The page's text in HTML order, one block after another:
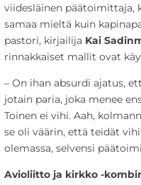
viidesläinen päätoimittaja,
samaa mieltä kuin
pastori, kirjailija Kai
rinnakkaiset mallit ovat
– On ihan absurdi ajatus,
jotain paria, joka menee
Toinen ei vihi. Aah,
se oli väärin, että teidät
olemassa, selvensi
Avioliitto ja kirkko -